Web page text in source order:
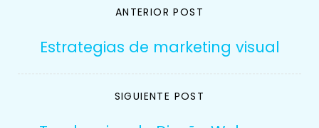
Navegación
de
entradas
ANTERIOR POST
Estrategias de marketing visual
SIGUIENTE POST